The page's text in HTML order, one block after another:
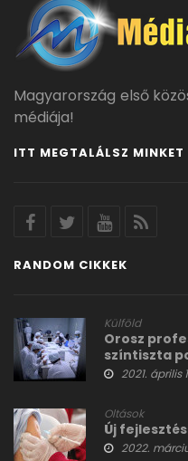
Magyarország első
médiája!
ITT MEGTALÁLSZ MINKET
RANDOM CIKKEK
Külföld
Orosz
színtiszta
2021. április
Oltások
Új
2022.